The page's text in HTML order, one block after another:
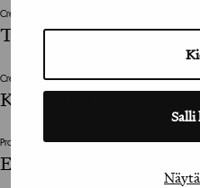
Salli
Creative
Toni Salminen
Creative
Kalle Sirkiä
Projektijohtaja / Project Manager
Elina Oksa